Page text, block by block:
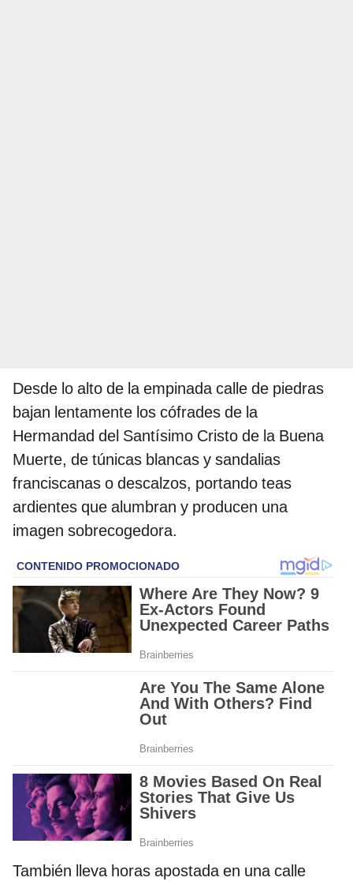
Desde lo alto de la empinada calle de piedras
bajan lentamente los cófrades de la
Hermandad del Santísimo Cristo de la Buena
Muerte, de túnicas blancas y sandalias
franciscanas o descalzos, portando teas
ardientes que alumbran y producen una
imagen sobrecogedora.
También lleva horas apostada en una calle